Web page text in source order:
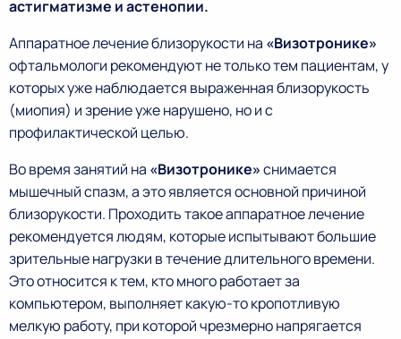
астигматизме и астенопии.
Аппаратное лечение близорукости на «Визотронике»
офтальмологи рекомендуют не только тем пациентам, у
которых уже наблюдается выраженная близорукость
(миопия) и зрение уже нарушено, но и с
профилактической целью.
Во время занятий на «Визотронике»снимается
мышечный спазм, а это является основной причиной
близорукости. Проходить такое аппаратное лечение
рекомендуется людям, которые испытывают большие
зрительные нагрузки в течение длительного времени.
Это относится к тем, кто много работает за
компьютером, выполняет какую-то кропотливую
мелкую работу, при которой чрезмерно напрягается